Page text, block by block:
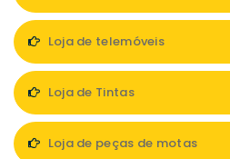
Loja de telemóveis
Loja de Tintas
Loja de peças de motas